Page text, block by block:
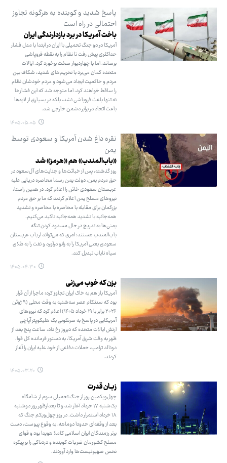
پاسخ شدید و کوبنده به هرگونه تجاوز
احتمالی در راه است
باخت آمریکا در برد بازدارندگی ایران
آمریکا در دو جنگ تحمیلی با ایران در ابتدا با مدل فشار
حداکثری پیش رفت تا نظام را به نقطه فروپاشی
برساند، اما با چهاردیوار سخت برخورد کرد. ایالات
متحده گمان می‌برد با تحریم‌های شدید، شکاف بین
مردم و حاکمیت ایجاد می‌شود و مردم خودشان نظام
را ساقط خواهند کرد، اما متوجه شد که این فشارها
نه تنها باعث فروپاشی نشد، بلکه در بسیاری از لایه‌ها
باعث اتحاد در برابر دشمن خارجی شد.
۱۴۰۵.۰۵.۰۵
نقره داغ شدن آمریکا و سعودی توسط
یمن
«باب‌المندب» هم «هرمز» شد
روز گذشته، پس از خباثت‌ها و جنایت‌های آل‌سعود در
حق مردم یمن، دولت یمن رسما محاصره دریایی علیه
عربستان سعودی خائن را اعلام کرد. در همین راستا،
نیروهای مسلح یمن اعلام کردند که ما بر حق مردم
بزرگمان برای مقابله با محاصره با محاصره و تشدید
همه‌جانبه با تشدید همه‌جانبه تاکید می‌کنیم.
یمنی‌ها به تدریج در حال مسدود کردن تنگه
باب‌المندب هستند؛ امری که می‌تواند ارباب عربستان
سعودی یعنی آمریکا را به زانو درآورد و نفت را به طلای
سیاه نایاب تبدیل کند.
۱۴۰۵.۰۴.۳۰
بزن که خوب می‌زنی
آمریکا باز هم به خاک ایران تجاوز کرد؛ ماجرا از آن قرار
بود که سنتکام عصر سه‌شنبه به وقت محلی (۹ ژوئن
۲۰۲۶ برابر با ۱۹ خرداد ۱۴۰۵) اعلام کرد که نیروهای
آمریکایی در پاسخ به سرنگونی یک هلیکوپتر آپاچی
ارتش ایالات متحده که دیروز رخ داد، ساعت پنج بعد از
ظهر به وقت شرق آمریکا، به دستور فرمانده کل قوا،
دونالد ترامپ، حملات دفاعی از خود علیه ایران را آغاز
کردند.
۱۴۰۵.۰۳.۲۰
زبـان قدرت
چهل‌ویکمین روز از جنگ تحمیلی سوم از شامگاه
یک‌شنبه ۱۷ خرداد آغاز شد و تا بعدازظهر روز دوشنبه
۱۸ خرداد استمرار داشت. در روز چهل‌ویکم جنگ که
بعد از وقفه‌ای حدودا دوماهه، به وقوع پیوست، دست
برتر رزمندگان ایران اسلامی کاملا هویدا بود و قوای
مسلح کشورمان ضربات کوبنده و دردناکی را بر پیکره
نحس صهیونیست‌ها وارد آوردند.